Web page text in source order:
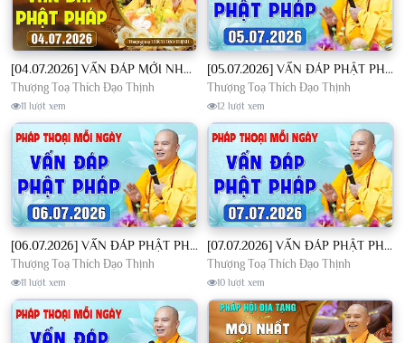
[04.07.2026] VẤN ĐÁP MỚI NHẤT - Pháp Hội Địa Tạng Chùa Khai Nguyên | TT. Thích Đạo Thịnh
Thượng Toạ Thích Đạo Thịnh
11 lượt xem
[05.07.2026] VẤN ĐÁP PHẬT PHÁP - Nghe Thầy giảng Pháp mỗi ngày CÔNG ĐỨC VÔ LƯỢNG│TT. Thích Đạo Thịnh
Thượng Toạ Thích Đạo Thịnh
12 lượt xem
[06.07.2026] VẤN ĐÁP PHẬT PHÁP - Nghe Thầy giảng Pháp mỗi ngày CÔNG ĐỨC VÔ LƯỢNG│TT. Thích Đạo Thịnh
Thượng Toạ Thích Đạo Thịnh
11 lượt xem
[07.07.2026] VẤN ĐÁP PHẬT PHÁP - Nghe Thầy giảng Pháp mỗi ngày CÔNG ĐỨC VÔ LƯỢNG│TT. Thích Đạo Thịnh
Thượng Toạ Thích Đạo Thịnh
10 lượt xem